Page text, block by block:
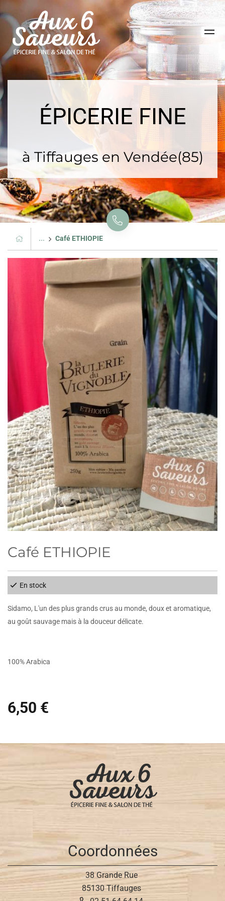
ÉPICERIE FINE
à Tiffauges en Vendée(85)
... Café ETHIOPIE
Café ETHIOPIE
En stock
Sidamo, L'un des plus grands crus au monde, doux et aromatique,
au goût sauvage mais à la douceur délicate.
100% Arabica
6,50 €
Coordonnées
38 Grande Rue
85130 Tiffauges